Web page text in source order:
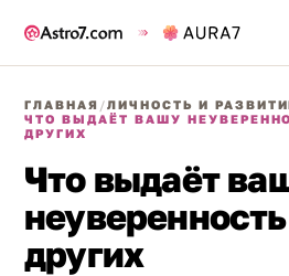
ГЛАВНАЯ /ЛИЧНОСТЬ И
ЧТО ВЫДАЁТ ВАШУ
ДРУГИХ
Что выдаёт
других